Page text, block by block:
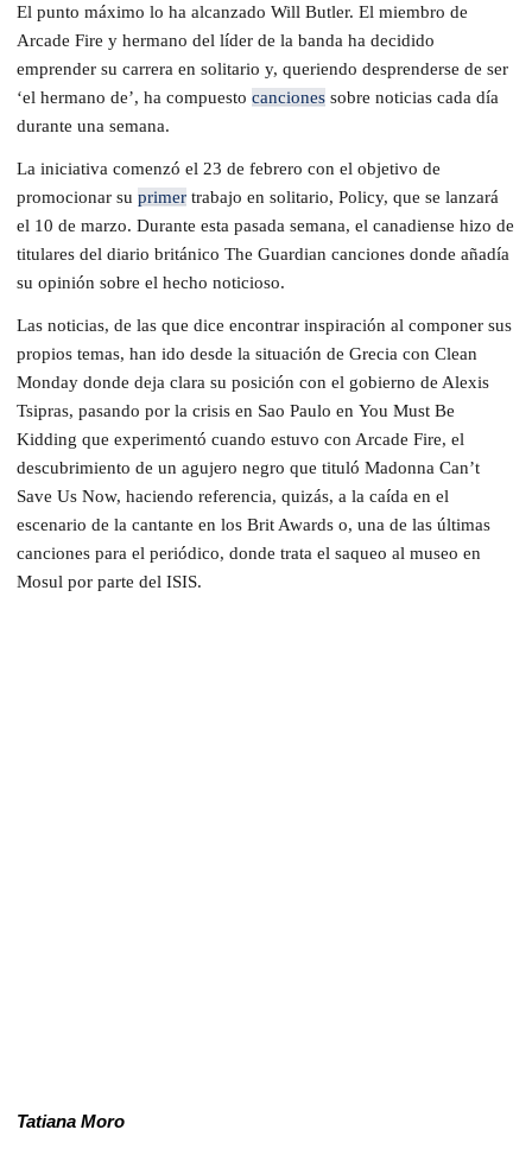
El punto máximo lo ha alcanzado Will Butler. El miembro de
Arcade Fire y hermano del líder de la banda ha decidido
emprender su carrera en solitario y, queriendo desprenderse de ser
‘el hermano de’, ha compuesto canciones sobre noticias cada día
durante una semana.
La iniciativa comenzó el 23 de febrero con el objetivo de
promocionar su primer trabajo en solitario, Policy, que se lanzará
el 10 de marzo. Durante esta pasada semana, el canadiense hizo de
titulares del diario británico The Guardian canciones donde añadía
su opinión sobre el hecho noticioso.
Las noticias, de las que dice encontrar inspiración al componer sus
propios temas, han ido desde la situación de Grecia con Clean
Monday donde deja clara su posición con el gobierno de Alexis
Tsipras, pasando por la crisis en Sao Paulo en You Must Be
Kidding que experimentó cuando estuvo con Arcade Fire, el
descubrimiento de un agujero negro que tituló Madonna Can’t
Save Us Now, haciendo referencia, quizás, a la caída en el
escenario de la cantante en los Brit Awards o, una de las últimas
canciones para el periódico, donde trata el saqueo al museo en
Mosul por parte del ISIS.
Tatiana Moro